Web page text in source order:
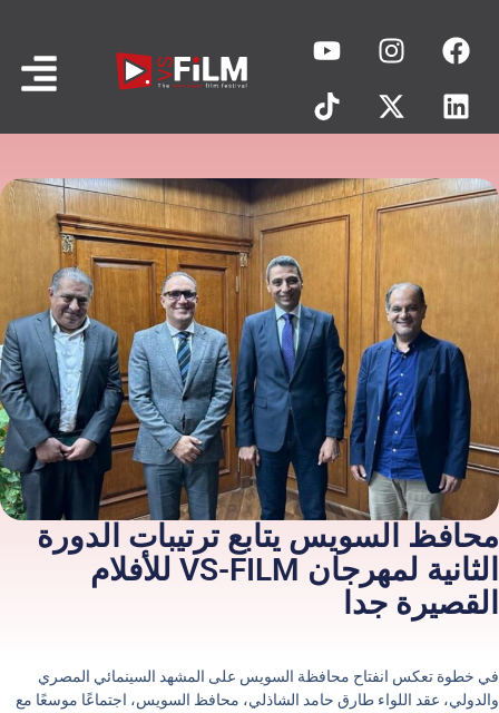
محافظ السويس يتابع ترتيبات الدورة
الثانية لمهرجان VS-FILM للأفلام
القصيرة جدا
في خطوة تعكس انفتاح محافظة السويس على المشهد السينمائي المصري
والدولي، عقد اللواء طارق حامد الشاذلي، محافظ السويس، اجتماعًا موسعًا مع